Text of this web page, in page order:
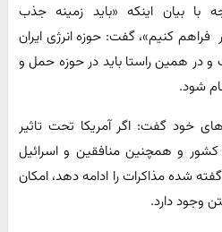
با بیان اینکه «باید زمینه جذب
کنیم»، گفت: حوزه انرژی ایران
و در همین راستا باید در حوزه حمل و
شود.
خود گفت: اگر آمریکا تحت تاثیر
کشور و همچنین منافقین و اسرائیل
شده مذاکرات را ادامه دهد، امکان
وجود دارد.